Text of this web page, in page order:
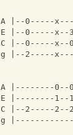
A |--0-----
E |--0-----x--
C |--0-----
g |--2-----
A |--------
E |--------1--
C |--2-----
g